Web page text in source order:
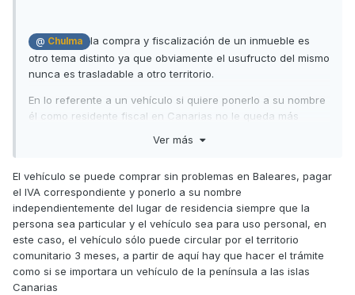
@ Chulma
la compra y fiscalización de un inmueble es
otro tema distinto ya que obviamente el usufructo del mismo
nunca es trasladable a otro territorio.
En lo referente a un vehículo si quiere ponerlo a su nombre
él como residente fiscal en Canarias no le queda más
del régimen especial de su CCAA... o sea, la gestoria del
canaria tendrían que gestionarle el trámite aduanero que
corresponda (DUA), que en este caso sería NO aplicar IVA
pero si el IGIC, además de las tasas y del impuesto
de matriculación.
Esto anterior no debería acarrear mayor inconveniente... lo
cuestionable es que legalmenteel vehículo no puede
permanecer más de 6 meses seguidos en territorio
Ver más
El vehículo se puede comprar sin problemas en Baleares, pagar
el IVA correspondiente y ponerlo a su nombre
independientemente del lugar de residencia siempre que la
persona sea particular y el vehículo sea para uso personal, en
este caso, el vehículo sólo puede circular por el territorio
comunitario 3 meses, a partir de aquí hay que hacer el trámite
como si se importara un vehículo de la península a las islas
Canarias